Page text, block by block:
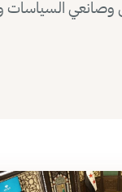
وصانعي السياسات